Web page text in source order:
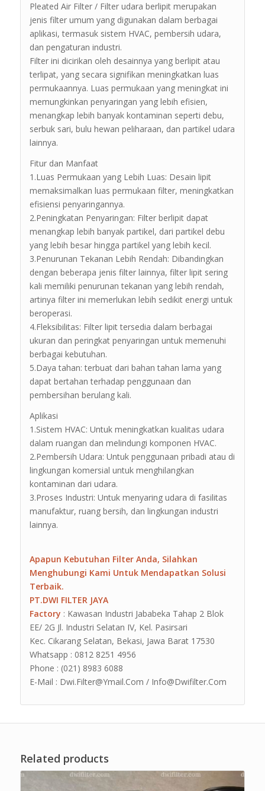
Pleated Air Filter / Filter udara berlipit merupakan
jenis filter umum yang digunakan dalam berbagai
aplikasi, termasuk sistem HVAC, pembersih udara,
dan pengaturan industri.
Filter ini dicirikan oleh desainnya yang berlipit atau
terlipat, yang secara signifikan meningkatkan luas
permukaannya. Luas permukaan yang meningkat ini
memungkinkan penyaringan yang lebih efisien,
menangkap lebih banyak kontaminan seperti debu,
serbuk sari, bulu hewan peliharaan, dan partikel udara
lainnya.
Fitur dan Manfaat
1.Luas Permukaan yang Lebih Luas: Desain lipit
memaksimalkan luas permukaan filter, meningkatkan
efisiensi penyaringannya.
2.Peningkatan Penyaringan: Filter berlipit dapat
menangkap lebih banyak partikel, dari partikel debu
yang lebih besar hingga partikel yang lebih kecil.
3.Penurunan Tekanan Lebih Rendah: Dibandingkan
dengan beberapa jenis filter lainnya, filter lipit sering
kali memiliki penurunan tekanan yang lebih rendah,
artinya filter ini memerlukan lebih sedikit energi untuk
beroperasi.
4.Fleksibilitas: Filter lipit tersedia dalam berbagai
ukuran dan peringkat penyaringan untuk memenuhi
berbagai kebutuhan.
5.Daya tahan: terbuat dari bahan tahan lama yang
dapat bertahan terhadap penggunaan dan
pembersihan berulang kali.
Aplikasi
1.Sistem HVAC: Untuk meningkatkan kualitas udara
dalam ruangan dan melindungi komponen HVAC.
2.Pembersih Udara: Untuk penggunaan pribadi atau di
lingkungan komersial untuk menghilangkan
kontaminan dari udara.
3.Proses Industri: Untuk menyaring udara di fasilitas
manufaktur, ruang bersih, dan lingkungan industri
lainnya.
Apapun Kebutuhan Filter Anda, Silahkan
Menghubungi Kami Untuk Mendapatkan Solusi
Terbaik.
PT.DWI FILTER JAYA
Factory : Kawasan Industri Jababeka Tahap 2 Blok
EE/ 2G Jl. Industri Selatan IV, Kel. Pasirsari
Kec. Cikarang Selatan, Bekasi, Jawa Barat 17530
Whatsapp : 0812 8251 4956
Phone : (021) 8983 6088
E-Mail : Dwi.Filter@Ymail.Com / Info@Dwifilter.Com
Related products